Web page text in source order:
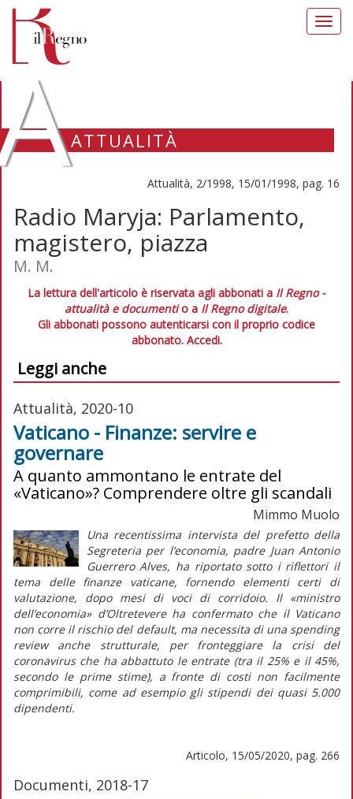
ATTUALITÀ
Attualità, 2/1998, 15/01/1998, pag. 16
Radio Maryja: Parlamento,
magistero, piazza
M. M.
La lettura dell'articolo è riservata agli abbonati a Il Regno -
attualità e documentio a Il Regno digitale.
Gli abbonati possono autenticarsi con il proprio codice
abbonato. Accedi.
Leggi anche
Attualità, 2020-10
Vaticano - Finanze: servire e
governare
A quanto ammontano le entrate del
«Vaticano»? Comprendere oltre gli scandali
Mimmo Muolo
Una recentissima intervista del prefetto della
Segreteria per l’economia, padre Juan Antonio
Guerrero Alves, ha riportato sotto i riflettori il
tema delle finanze vaticane, fornendo elementi certi di
valutazione, dopo mesi di voci di corridoio. Il «ministro
dell’economia» d’Oltretevere ha confermato che il Vaticano
non corre il rischio del default, ma necessita di una spending
review anche strutturale, per fronteggiare la crisi del
coronavirus che ha abbattuto le entrate (tra il 25% e il 45%,
secondo le prime stime), a fronte di costi non facilmente
comprimibili, come ad esempio gli stipendi dei quasi 5.000
dipendenti.
Articolo, 15/05/2020, pag. 266
Documenti, 2018-17